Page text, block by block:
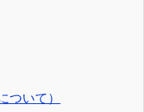
ついて）